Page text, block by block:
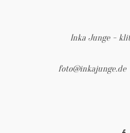
Inka Junge -
foto@inkajunge.de